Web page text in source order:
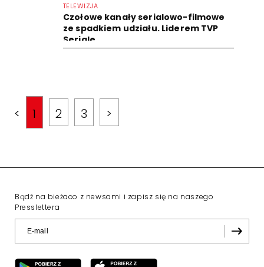
TELEWIZJA
Czołowe kanały serialowo-filmowe
ze spadkiem udziału. Liderem TVP
Seriale
< 1 2 3 >
Bądź na bieżaco z newsami i zapisz się na naszego
Presslettera